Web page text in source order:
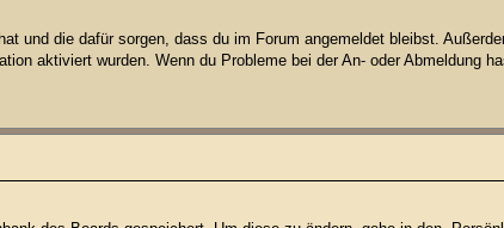
und die dafür sorgen, dass du im Forum angemeldet bleibst.
aktiviert wurden. Wenn du Probleme bei der An- oder Abmeldung